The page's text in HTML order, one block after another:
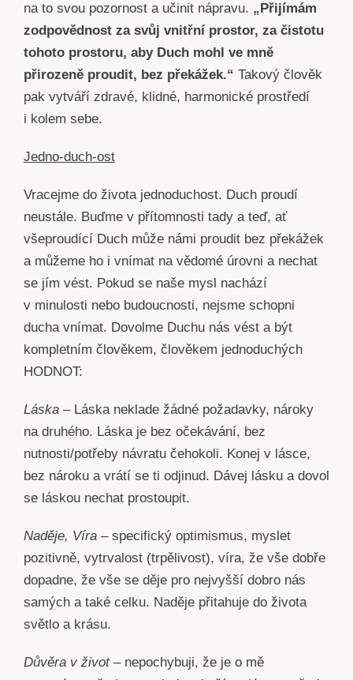
na to svou pozornost a učinit nápravu. „Přijímám
zodpovědnost za svůj vnitřní prostor, za čistotu
tohoto prostoru, aby Duch mohl ve mně
přirozeně proudit, bez překážek.“ Takový člověk
pak vytváří zdravé, klidné, harmonické prostředí
i kolem sebe.
Jedno-duch-ost
Vracejme do života jednoduchost. Duch proudí
neustále. Buďme v přítomnosti tady a teď, ať
všeproudící Duch může námi proudit bez překážek
a můžeme ho i vnímat na vědomé úrovni a nechat
se jím vést. Pokud se naše mysl nachází
v minulosti nebo budoucnosti, nejsme schopni
ducha vnímat. Dovolme Duchu nás vést a být
kompletním člověkem, člověkem jednoduchých
HODNOT:
Láska – Láska neklade žádné požadavky, nároky
na druhého. Láska je bez očekávání, bez
nutnosti/potřeby návratu čehokoli. Konej v lásce,
bez nároku a vrátí se ti odjinud. Dávej lásku a dovol
se láskou nechat prostoupit.
Naděje, Víra – specifický optimismus, myslet
pozitivně, vytrvalost (trpělivost), víra, že vše dobře
dopadne, že vše se děje pro nejvyšší dobro nás
samých a také celku. Naděje přitahuje do života
světlo a krásu.
Důvěra v život – nepochybuji, že je o mě